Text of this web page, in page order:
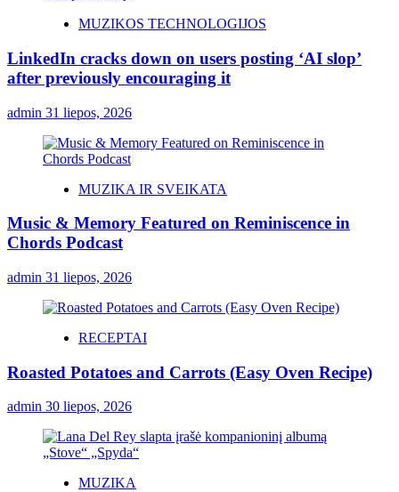
MUZIKOS TECHNOLOGIJOS
LinkedIn cracks down on users posting ‘AI slop’
after previously encouraging it
admin 31 liepos, 2026
MUZIKA IR SVEIKATA
Music & Memory Featured on Reminiscence in
Chords Podcast
admin 31 liepos, 2026
RECEPTAI
Roasted Potatoes and Carrots (Easy Oven Recipe)
admin 30 liepos, 2026
MUZIKA